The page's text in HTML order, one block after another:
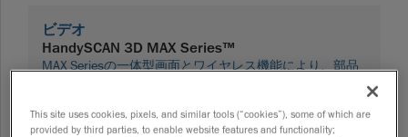
ビデオ
HandySCAN 3D MAX Series™
MAX Seriesの一体型画面とワイヤレス機能により、部品
06/30/2026
This site uses cookies, pixels, and similar tools (“cookies”), some of which are
provided by third parties, to enable website features and functionality;